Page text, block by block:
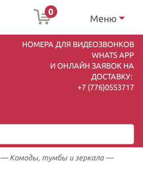
0
Меню
НОМЕРА ДЛЯ ВИДЕОЗВОНКОВ
WHATS APP
И ОНЛАЙН ЗАЯВОК НА
ДОСТАВКУ:
+7 (776)0553717
— Комоды, тумбы и зеркала—